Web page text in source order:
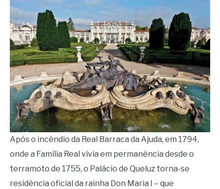
Após o incêndio da Real Barraca da Ajuda, em 1794,
onde a Família Real vivia em permanência desde o
terramoto de 1755, o Palácio de Queluz torna-se
residência oficial da rainha Don Maria I – que